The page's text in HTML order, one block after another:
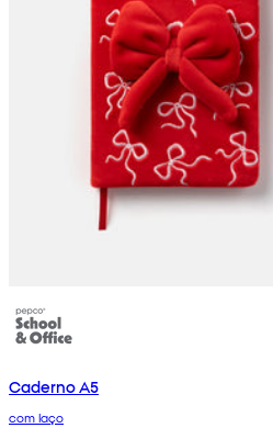
Caderno A5
com laço